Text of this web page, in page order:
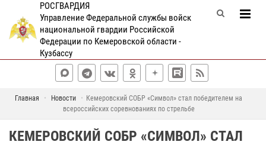
РОСГВАРДИЯ
Управление Федеральной службы войск
национальной гвардии Российской
Федерации по Кемеровской области -
Кузбассу
Главная Новости
Кемеровский СОБР «Символ» стал победителем на
всероссийских соревнованиях по стрельбе
КЕМЕРОВСКИЙ СОБР «СИМВОЛ» СТАЛ